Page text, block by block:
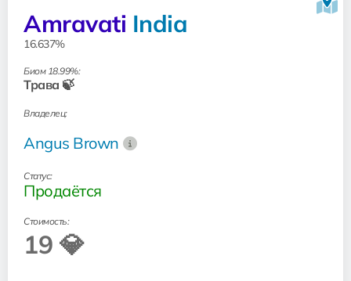
Amravati India
16.637%
Биом 18.99%:
Трава 🍃
Владелец:
Angus Brown
Статус:
Продаётся
Стоимость:
19 💎